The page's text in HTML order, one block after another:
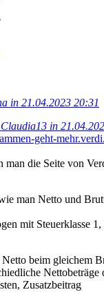
in 21.04.2023 20:31
in
geht-
man die Seite von
man Netto und
mit Steuerklasse
beim gleichem
Nettobeträge
Zusatzbeitrag